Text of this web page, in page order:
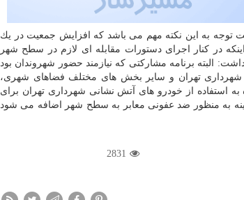
توجه به این نكته مهم می باشد كه افزایش جمعیت در یك
در كنار اجرای دستورات مقابله ای لازم در سطح شهر
البته برنامه مشاركتی كه نیازمند حضور شهروندان بود
منتفی شده است. برای زنده كردن شهر، اما در مناطق ۲۲ گانه شهرداری تهران و سایر بخش های مختلف فضاهای شهری،
استفاده از خودرو های آتش نشانی شهرداری تهران برای
به منظور ضد عفونی معابر به سطح شهر اضافه می شود
2831